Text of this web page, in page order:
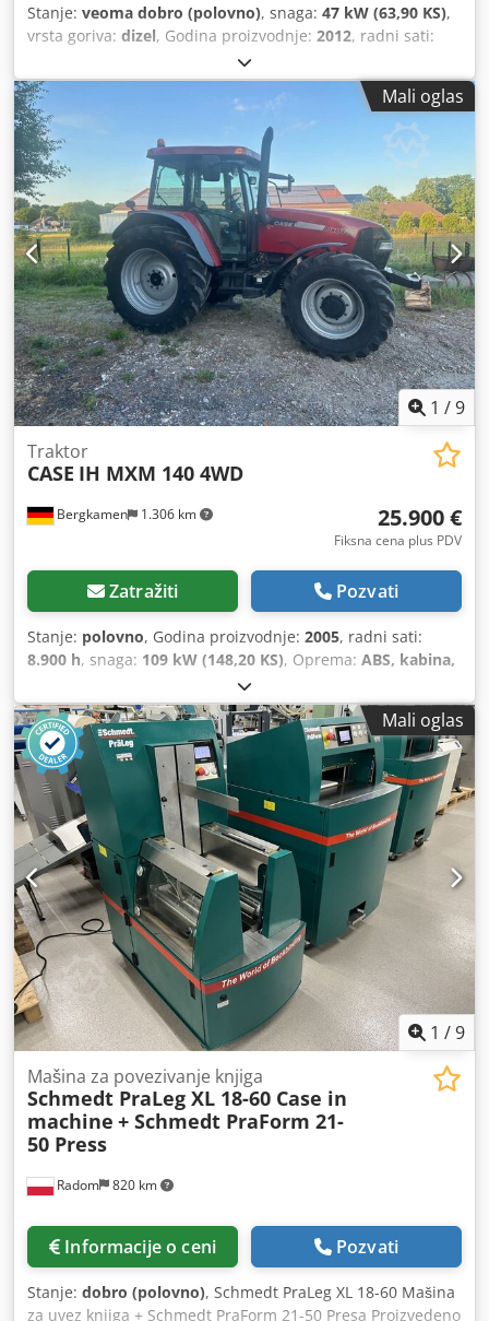
Stanje: veoma dobro (polovno), snaga: 47 kW (63,90 KS),
vrsta goriva: dizel, Godina proizvodnje: 2012, radni sati:
, = Dodatne opcije i pribor = Chedpfozrd Uaox Am
Asa - Upravljanje sa 2 pedale - Zatvorena kabina =
Napomene = CASE 121E, serija 3 – Godina proizvodnje
2012 – 1.060 radnih sati CASE 121E, serija 3, utovarivač,
godina proizvodnje 2012. Mašina je u dobrom stanju i ima
samo 1.060 radnih sati. Mašina je u dobrom stanju, kako
tehnički, tako i vizuelno. Pogodna je za različite primene i
spremna je za upotrebu. Karakteristike: * Godina
proizvodnje: 2012 * Samo 1.060 radnih sati * Dobro
tehničko i vizuelno stanje * Spreman za upotrebu Za
dodatne informacije ili za dogovor oko termina za pregled,
slobodno nas kontaktirajte. = Dodatne informacije =
Godina proizvodnje: 2012 Sopstvena težina: 5.800 kg
Nosivost: 1.540 kg Ukupna dozvoljena masa: 7.340 kg
Tehničko stanje: vrlo dobro Vizuelno stanje: vrlo dobro
Serijski broj: FNH121ESNCHP00140 Obratite se Gerritu
Haverhoeku za dodatne informacije.
Mali oglas
1 /9
Bergkamen 1.306 km
Traktor
CASE IH MXM 140 4WD
25.900 €
Fiksna cena plus PDV
Zatražiti Pozvati
Stanje: polovno, Godina proizvodnje: 2005, radni sati:
8.900 h, snaga: 109 kW (148,20 KS), Oprema: ABS, kabina,
klima uređaj, pogon na sve točkove
Dužina: 4.692 mm Širina: 2.507 mm Visina: 2.997 mm
Međuosovinsko rastojanje: 2.723 mm Nominalna snaga:
105.9 kV, 144hp Chjdpfx Amswlmt Ij Aea Nominalna brzina:
2,200 rpm Broj cilindara: 6 Zapremina: 7.480 cm³ Porast
obrtnog momenta: 51.3 Pogon na sva četiri točka
Mali oglas
1 /9
Radom 820 km
Mašina za povezivanje knjiga
Schmedt PraLeg XL 18-60 Case in
machine + Schmedt PraForm 21-
50 Press
Informacije o ceni Pozvati
Stanje: dobro (polovno), Schmedt PraLeg XL 18-60 Mašina
za uvez knjiga + Schmedt PraForm 21-50 Presa Proizvedeno